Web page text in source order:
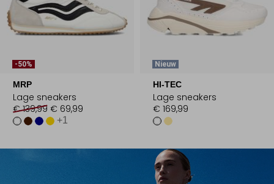
-50%
MRP
Lage sneakers
€ 139,99 € 69,99
+1
Nieuw
HI-TEC
Lage sneakers
€ 169,99